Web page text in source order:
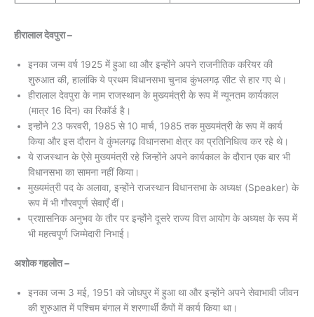
हीरालाल देवपुरा –
इनका जन्म वर्ष 1925 में हुआ था और इन्होंने अपने राजनीतिक करियर की
शुरुआत की, हालांकि ये प्रथम विधानसभा चुनाव कुंभलगढ़ सीट से हार गए थे।
हीरालाल देवपुरा के नाम राजस्थान के मुख्यमंत्री के रूप में न्यूनतम कार्यकाल
(मात्र 16 दिन) का रिकॉर्ड है।
इन्होंने 23 फरवरी, 1985 से 10 मार्च, 1985 तक मुख्यमंत्री के रूप में कार्य
किया और इस दौरान वे कुंभलगढ़ विधानसभा क्षेत्र का प्रतिनिधित्व कर रहे थे।
ये राजस्थान के ऐसे मुख्यमंत्री रहे जिन्होंने अपने कार्यकाल के दौरान एक बार भी
विधानसभा का सामना नहीं किया।
मुख्यमंत्री पद के अलावा, इन्होंने राजस्थान विधानसभा के अध्यक्ष (Speaker) के
रूप में भी गौरवपूर्ण सेवाएँ दीं।
प्रशासनिक अनुभव के तौर पर इन्होंने दूसरे राज्य वित्त आयोग के अध्यक्ष के रूप में
भी महत्वपूर्ण जिम्मेदारी निभाई।
अशोक गहलोत –
इनका जन्म 3 मई, 1951 को जोधपुर में हुआ था और इन्होंने अपने सेवाभावी जीवन
की शुरुआत में पश्चिम बंगाल में शरणार्थी कैंपों में कार्य किया था।